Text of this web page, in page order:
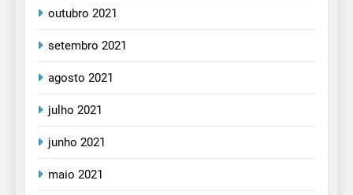
outubro 2021
setembro 2021
agosto 2021
julho 2021
junho 2021
maio 2021